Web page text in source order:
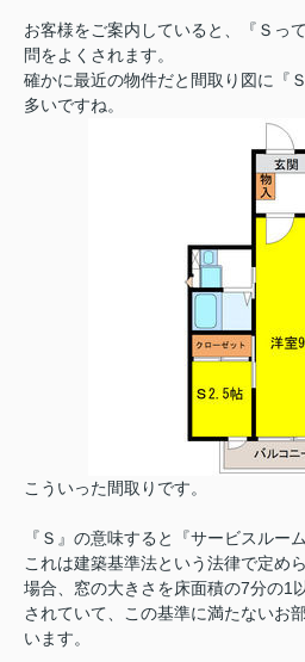
お客様をご案内していると、『Ｓっ
問をよくされます。
確かに最近の物件だと間取り図に『
多いですね。
こういった間取りです。
『Ｓ』の意味すると『サービスルー
これは建築基準法という法律で定め
場合、窓の大きさを床面積の7分の1
されていて、この基準に満たないお
います。